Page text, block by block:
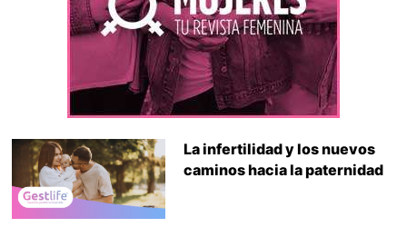
La infertilidad y los nuevos
caminos hacia la paternidad